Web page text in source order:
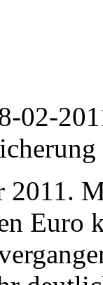
02-
2011.
Euro